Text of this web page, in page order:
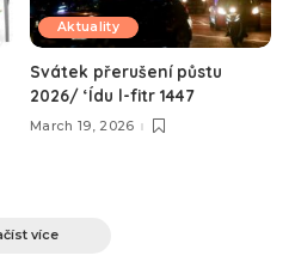
Aktuality
Svátek přerušení půstu
2026/ ‘Ídu l-fitr 1447
March 19, 2026
více